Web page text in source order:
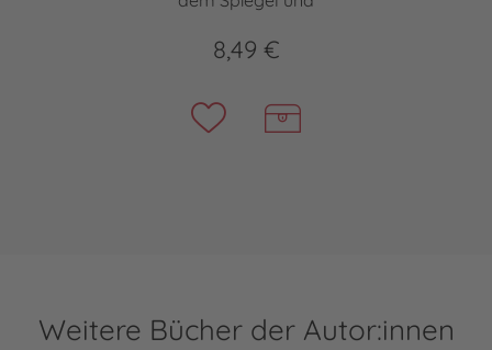
8,49 €
Weitere Bücher der Autor:innen